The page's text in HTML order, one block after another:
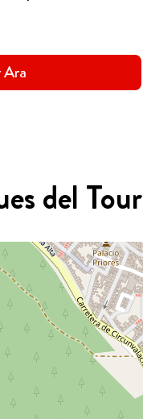
Ara
del Tour